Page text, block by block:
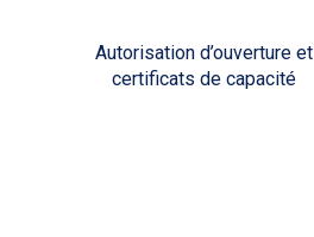
Autorisation d’ouverture et
certificats de capacité